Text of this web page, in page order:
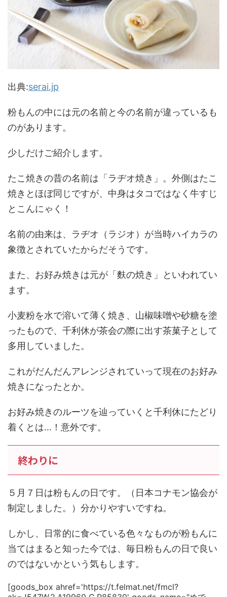
出典:serai.jp
粉もんの中には元の名前と今の名前が違っているも
のがあります。
少しだけご紹介します。
たこ焼きの昔の名前は 「ラヂオ焼き」 。外側はたこ
焼きとほぼ同じですが、中身はタコではなく牛すじ
とこんにゃく！
名前の由来は、ラヂオ（ラジオ）が当時ハイカラの
象徴とされていたからだそうです。
また、お好み焼きは元が 「麩の焼き」
といわれてい
ます。
小麦粉を水で溶いて薄く焼き、山椒味噌や砂糖を塗
ったもので、千利休が茶会の際に出す茶菓子として
多用していました。
これがだんだんアレンジされていって現在のお好み
焼きになったとか。
お好み焼きのルーツを辿っていくと千利休にたどり
着くとは…！意外です。
終わりに
５月７日は粉もんの日です。（日本コナモン協会が
制定しました。）分かりやすいですね。
しかし、日常的に食べている色々なものが粉もんに
当てはまると知った今では、毎日粉もんの日で良い
のではないかという気もします。
[goods_box ahref='https://t.felmat.net/fmcl?